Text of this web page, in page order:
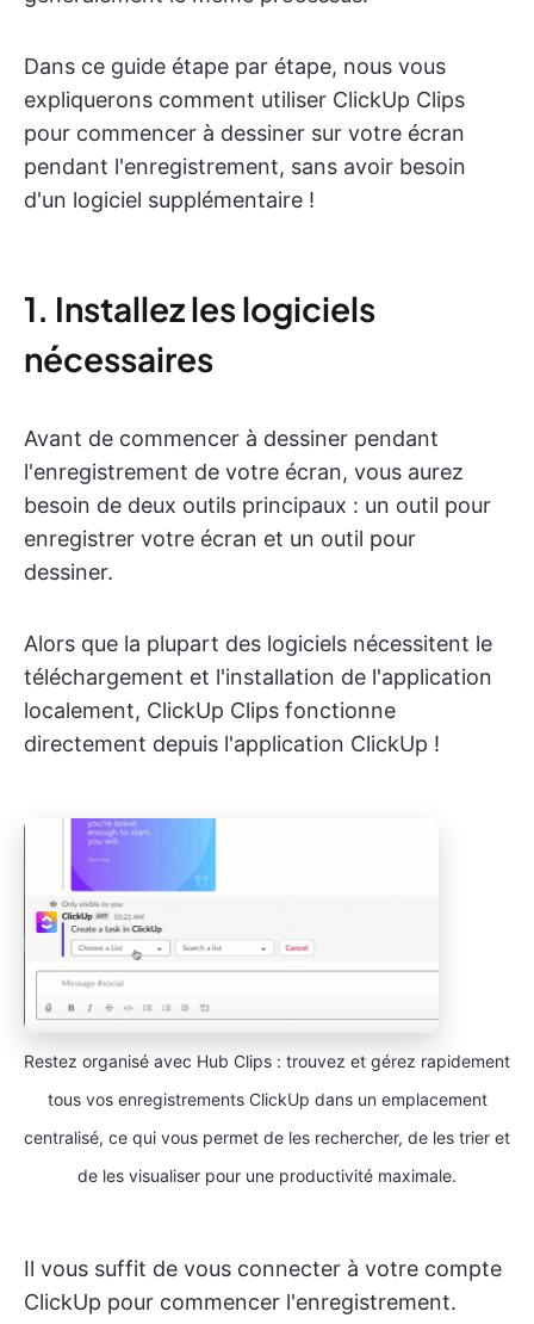
Dans ce guide étape par étape, nous vous
expliquerons comment utiliser ClickUp Clips
pour commencer à dessiner sur votre écran
pendant l'enregistrement, sans avoir besoin
d'un logiciel supplémentaire !
1. Installez les logiciels
nécessaires
Avant de commencer à dessiner pendant
l'enregistrement de votre écran, vous aurez
besoin de deux outils principaux : un outil pour
enregistrer votre écran et un outil pour
dessiner.
Alors que la plupart des logiciels nécessitent le
téléchargement et l'installation de l'application
localement, ClickUp Clips fonctionne
directement depuis l'application ClickUp !
Restez organisé avec Hub Clips : trouvez et gérez rapidement
tous vos enregistrements ClickUp dans un emplacement
centralisé, ce qui vous permet de les rechercher, de les trier et
de les visualiser pour une productivité maximale.
Il vous suffit de vous connecter à votre compte
ClickUp pour commencer l'enregistrement.